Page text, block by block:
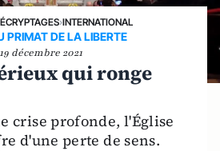
›INTERNATIONAL
PRIMAT DE LA LIBERTE
19 décembre 2021
qui ronge
crise profonde, l'Église
d'une perte de sens.